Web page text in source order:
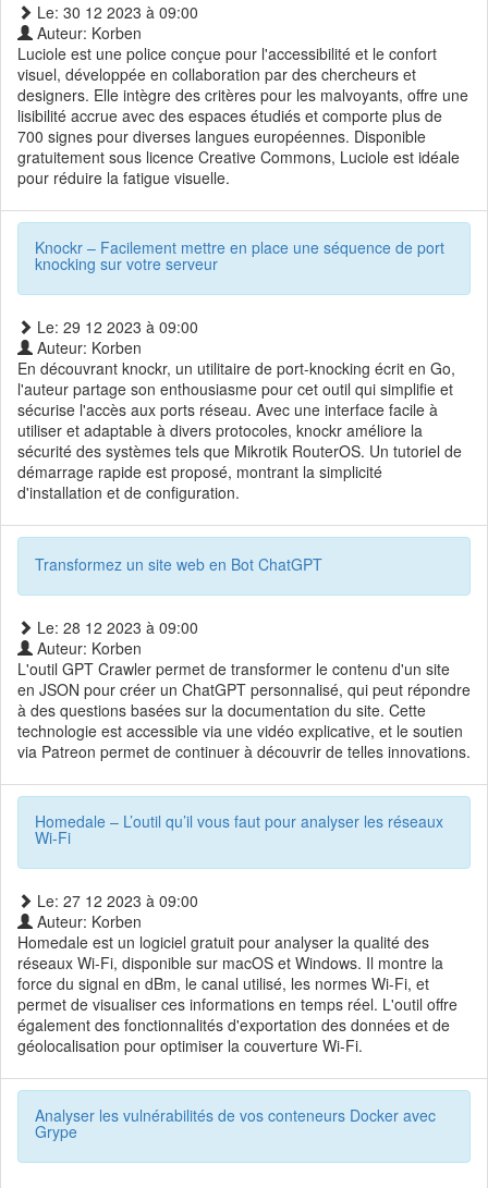
Le: 30 12 2023 à 09:00
Auteur: Korben
Luciole est une police conçue pour l'accessibilité et le confort
visuel, développée en collaboration par des chercheurs et
designers. Elle intègre des critères pour les malvoyants, offre une
lisibilité accrue avec des espaces étudiés et comporte plus de
700 signes pour diverses langues européennes. Disponible
gratuitement sous licence Creative Commons, Luciole est idéale
pour réduire la fatigue visuelle.
Knockr – Facilement mettre en place une séquence de port
knocking sur votre serveur
Le: 29 12 2023 à 09:00
Auteur: Korben
En découvrant knockr, un utilitaire de port-knocking écrit en Go,
l'auteur partage son enthousiasme pour cet outil qui simplifie et
sécurise l'accès aux ports réseau. Avec une interface facile à
utiliser et adaptable à divers protocoles, knockr améliore la
sécurité des systèmes tels que Mikrotik RouterOS. Un tutoriel de
démarrage rapide est proposé, montrant la simplicité
d'installation et de configuration.
Transformez un site web en Bot ChatGPT
Le: 28 12 2023 à 09:00
Auteur: Korben
L'outil GPT Crawler permet de transformer le contenu d'un site
en JSON pour créer un ChatGPT personnalisé, qui peut répondre
à des questions basées sur la documentation du site. Cette
technologie est accessible via une vidéo explicative, et le soutien
via Patreon permet de continuer à découvrir de telles innovations.
Homedale – L’outil qu’il vous faut pour analyser les réseaux
Wi-Fi
Le: 27 12 2023 à 09:00
Auteur: Korben
Homedale est un logiciel gratuit pour analyser la qualité des
réseaux Wi-Fi, disponible sur macOS et Windows. Il montre la
force du signal en dBm, le canal utilisé, les normes Wi-Fi, et
permet de visualiser ces informations en temps réel. L'outil offre
également des fonctionnalités d'exportation des données et de
géolocalisation pour optimiser la couverture Wi-Fi.
Analyser les vulnérabilités de vos conteneurs Docker avec
Grype